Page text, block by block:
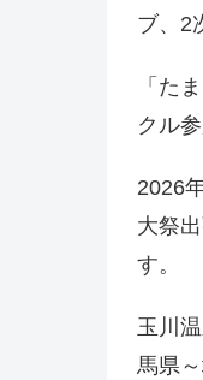
ブ、2
「た
クル
2026
大祭
す。
玉川
馬県